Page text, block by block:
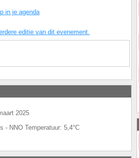
in je agenda
editie van dit evenement.
2025
- NNO Temperatuur: 5,4°C